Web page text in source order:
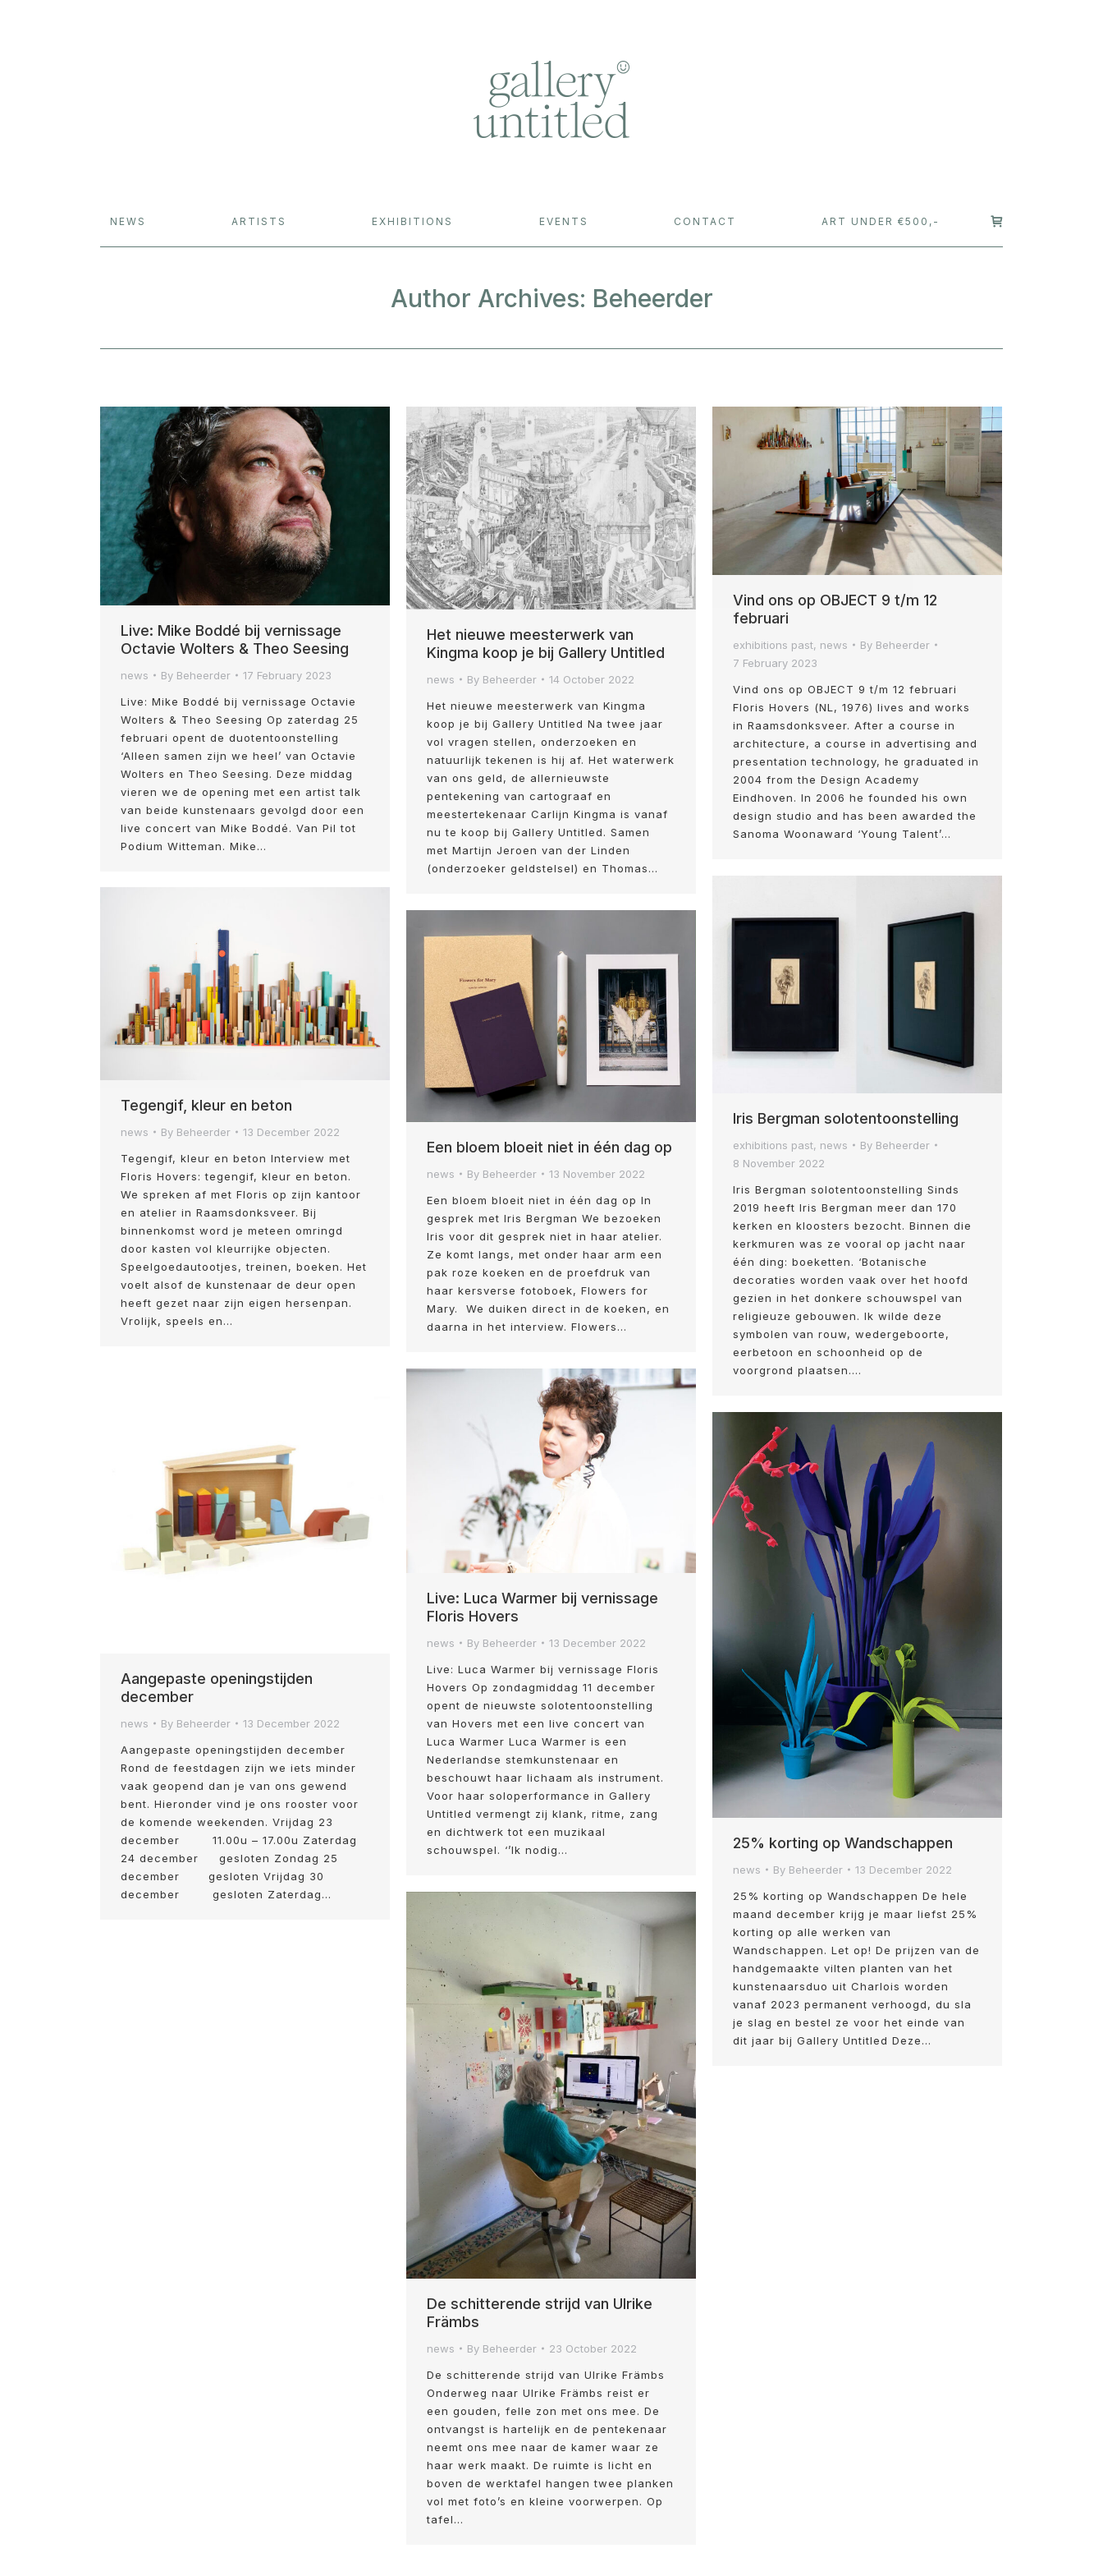
NEWS ARTISTS EXHIBITIONS EVENTS CONTACT ART UNDER €500,-
Author Archives: Beheerder
Live: Mike Boddé bij vernissage
Octavie Wolters & Theo Seesing
news By Beheerder
17 February 2023
Live: Mike Boddé bij vernissage Octavie
Wolters & Theo Seesing Op zaterdag 25
februari opent de duotentoonstelling
‘Alleen samen zijn we heel’ van Octavie
Wolters en Theo Seesing. Deze middag
vieren we de opening met een artist talk
van beide kunstenaars gevolgd door een
live concert van Mike Boddé. Van Pil tot
Podium Witteman. Mike…
Het nieuwe meesterwerk van
Kingma koop je bij Gallery Untitled
news By Beheerder
14 October 2022
Het nieuwe meesterwerk van Kingma
koop je bij Gallery Untitled Na twee jaar
vol vragen stellen, onderzoeken en
natuurlijk tekenen is hij af. Het waterwerk
van ons geld, de allernieuwste
pentekening van cartograaf en
meestertekenaar Carlijn Kingma is vanaf
nu te koop bij Gallery Untitled. Samen
met Martijn Jeroen van der Linden
(onderzoeker geldstelsel) en Thomas…
Vind ons op OBJECT 9 t/m 12
februari
exhibitions past, news By Beheerder
7 February 2023
Vind ons op OBJECT 9 t/m 12 februari
Floris Hovers (NL, 1976) lives and works
in Raamsdonksveer. After a course in
architecture, a course in advertising and
presentation technology, he graduated in
2004 from the Design Academy
Eindhoven. In 2006 he founded his own
design studio and has been awarded the
Sanoma Woonaward ‘Young Talent’…
Iris Bergman solotentoonstelling
exhibitions past, news By Beheerder
8 November 2022
Iris Bergman solotentoonstelling Sinds
2019 heeft Iris Bergman meer dan 170
kerken en kloosters bezocht. Binnen die
kerkmuren was ze vooral op jacht naar
één ding: boeketten. ‘Botanische
decoraties worden vaak over het hoofd
gezien in het donkere schouwspel van
religieuze gebouwen. Ik wilde deze
symbolen van rouw, wedergeboorte,
eerbetoon en schoonheid op de
voorgrond plaatsen.…
Tegengif, kleur en beton
news By Beheerder
13 December 2022
Tegengif, kleur en beton Interview met
Floris Hovers: tegengif, kleur en beton.
We spreken af met Floris op zijn kantoor
en atelier in Raamsdonksveer. Bij
binnenkomst word je meteen omringd
door kasten vol kleurrijke objecten.
Speelgoedautootjes, treinen, boeken. Het
voelt alsof de kunstenaar de deur open
heeft gezet naar zijn eigen hersenpan.
Vrolijk, speels en…
Een bloem bloeit niet in één dag op
news By Beheerder
13 November 2022
Een bloem bloeit niet in één dag op In
gesprek met Iris Bergman We bezoeken
Iris voor dit gesprek niet in haar atelier.
Ze komt langs, met onder haar arm een
pak roze koeken en de proefdruk van
haar kersverse fotoboek, Flowers for
Mary. We duiken direct in de koeken, en
daarna in het interview. Flowers…
Aangepaste openingstijden
december
news By Beheerder
13 December 2022
Aangepaste openingstijden december
Rond de feestdagen zijn we iets minder
vaak geopend dan je van ons gewend
bent. Hieronder vind je ons rooster voor
de komende weekenden. Vrijdag 23
december 11.00u – 17.00u Zaterdag
24 december gesloten Zondag 25
december gesloten Vrijdag 30
december gesloten Zaterdag…
Live: Luca Warmer bij vernissage
Floris Hovers
news By Beheerder
13 December 2022
Live: Luca Warmer bij vernissage Floris
Hovers Op zondagmiddag 11 december
opent de nieuwste solotentoonstelling
van Hovers met een live concert van
Luca Warmer Luca Warmer is een
Nederlandse stemkunstenaar en
beschouwt haar lichaam als instrument.
Voor haar soloperformance in Gallery
Untitled vermengt zij klank, ritme, zang
en dichtwerk tot een muzikaal
schouwspel. ‘’Ik nodig…
25% korting op Wandschappen
news By Beheerder
13 December 2022
25% korting op Wandschappen De hele
maand december krijg je maar liefst 25%
korting op alle werken van
Wandschappen. Let op! De prijzen van de
handgemaakte vilten planten van het
kunstenaarsduo uit Charlois worden
vanaf 2023 permanent verhoogd, du sla
je slag en bestel ze voor het einde van
dit jaar bij Gallery Untitled Deze…
De schitterende strijd van Ulrike
Främbs
news By Beheerder
23 October 2022
De schitterende strijd van Ulrike Främbs
Onderweg naar Ulrike Främbs reist er
een gouden, felle zon met ons mee. De
ontvangst is hartelijk en de pentekenaar
neemt ons mee naar de kamer waar ze
haar werk maakt. De ruimte is licht en
boven de werktafel hangen twee planken
vol met foto’s en kleine voorwerpen. Op
tafel…